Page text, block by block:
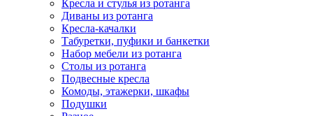
Кресла и стулья из ротанга
Диваны из ротанга
Кресла-качалки
Табуретки, пуфики и банкетки
Набор мебели из ротанга
Столы из ротанга
Подвесные кресла
Комоды, этажерки, шкафы
Подушки